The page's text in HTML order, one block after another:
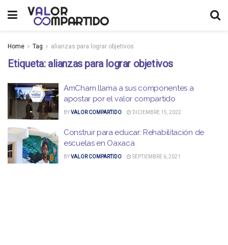
Home Tag alianzas para lograr objetivos
Etiqueta: alianzas para lograr objetivos
AmCham llama a sus componentes a
apostar por el valor compartido
BYVALOR COMPARTIDO DICIEMBRE 15, 2022
Construir para educar: Rehabilitación de
escuelas en Oaxaca
BYVALOR COMPARTIDO SEPTIEMBRE 6, 2021